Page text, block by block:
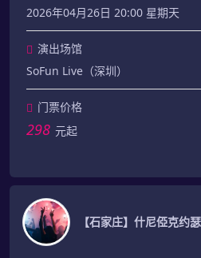
2026年04月26日 20:00 星期天
演出场馆
SoFun Live（深圳）
门票价格
298 元起
【石家庄】什尼俹克约